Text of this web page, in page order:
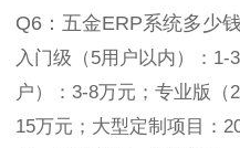
Q6：五金ERP系统多少
入门级（5用户以内）：1-
户）：3-8万元；专业版（
15万元；大型定制项目：